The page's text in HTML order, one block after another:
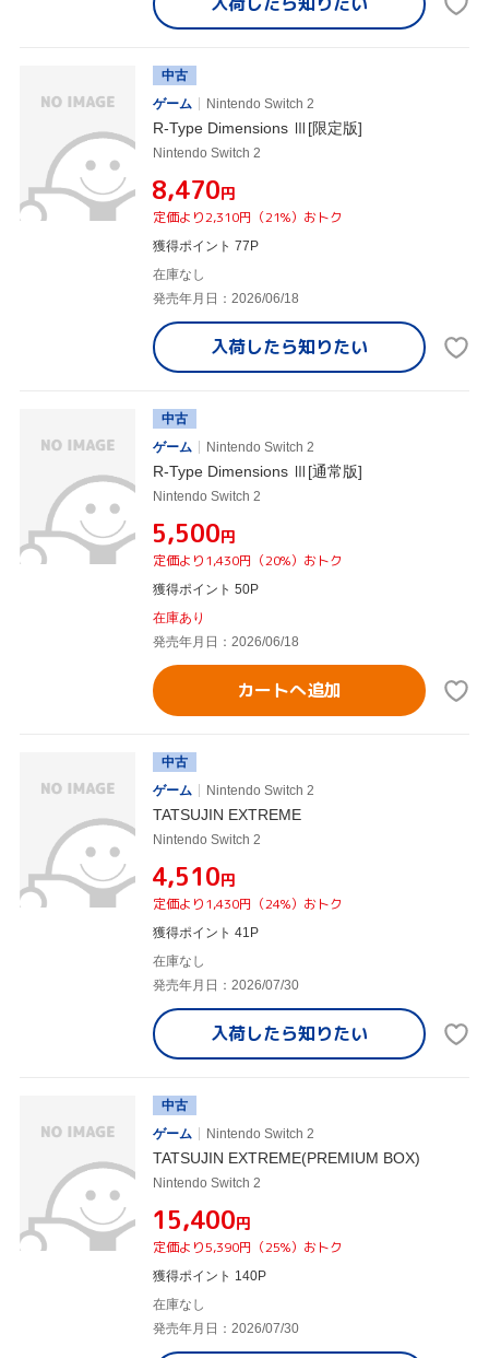
中古
ゲーム
Nintendo Switch 2
R-Type Dimensions Ⅲ[限定版]
Nintendo Switch 2
¥8,470円
定価より2,310円（21%）おトク
獲得ポイント 77P
在庫なし
発売年月日：2026/06/18
入荷したら知りたい
中古
ゲーム
Nintendo Switch 2
R-Type Dimensions Ⅲ[通常版]
Nintendo Switch 2
¥5,500円
定価より1,430円（20%）おトク
獲得ポイント 50P
在庫あり
発売年月日：2026/06/18
カートへ追加
中古
ゲーム
Nintendo Switch 2
TATSUJIN EXTREME
Nintendo Switch 2
¥4,510円
定価より1,430円（24%）おトク
獲得ポイント 41P
在庫なし
発売年月日：2026/07/30
入荷したら知りたい
中古
ゲーム
Nintendo Switch 2
TATSUJIN EXTREME(PREMIUM BOX)
Nintendo Switch 2
¥15,400円
定価より5,390円（25%）おトク
獲得ポイント 140P
在庫なし
発売年月日：2026/07/30